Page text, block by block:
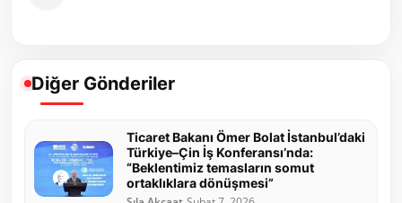
Diğer Gönderiler
Ticaret Bakanı Ömer Bolat İstanbul’daki
Türkiye–Çin İş Konferansı’nda:
“Beklentimiz temasların somut
ortaklıklara dönüşmesi”